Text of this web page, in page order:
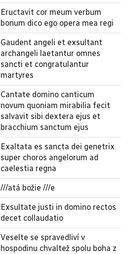
Eructavit cor meum verbum
bonum dico ego opera mea regi
Gaudent angeli et exsultant
archangeli laetantur omnes
sancti et congratulantur
martyres
Cantate domino canticum
novum quoniam mirabilia fecit
salvavit sibi dextera ejus et
bracchium sanctum ejus
Exaltata es sancta dei genetrix
super choros angelorum ad
caelestia regna
///atá božie ///e
Exsultate justi in domino rectos
decet collaudatio
Veselte se spravedliví v
hospodinu chvaltež spolu boha z